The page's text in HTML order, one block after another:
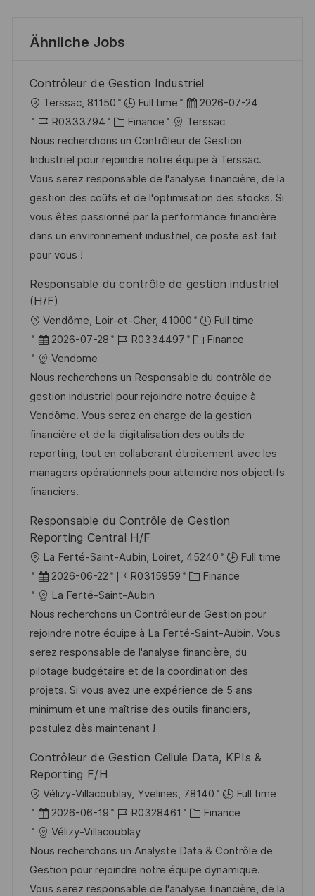
Ähnliche Jobs
Contrôleur de Gestion Industriel
O
r
t
Terssac, 81150 Full time
D
a
t
u
m
d
e
r
r
n
2026-07-24
J
o
b
-
I
D
R0333794
K
a
t
e
g
o
r
Finance
Terssac
Nous recherchons un Contrôleur de Gestion
Industriel pour rejoindre notre équipe à Terssac.
Vous serez responsable de l'analyse financière, de la
gestion des coûts et de l'optimisation des stocks. Si
vous êtes passionné par la performance financière
dans un environnement industriel, ce poste est fait
pour vous !
Responsable du contrôle de gestion industriel
(H/F)
O
r
t
Vendôme, Loir-et-Cher, 41000
Full time
D
a
t
u
m
d
e
r
V
r
f
e
t
n
g
2026-07-28
J
b
-
I
D
R0334497
K
t
e
g
o
r
i
Finance
Vendome
Nous recherchons un Responsable du contrôle de
gestion industriel pour rejoindre notre équipe à
Vendôme. Vous serez en charge de la gestion
financière et de la digitalisation des outils de
reporting, tout en collaborant étroitement avec les
managers opérationnels pour atteindre nos objectifs
financiers.
Responsable du Contrôle de Gestion
Reporting Central H/F
O
r
t
La Ferté-Saint-Aubin, Loiret, 45240
Full time
D
a
t
u
m
d
e
r
V
r
f
e
2026-06-22
J
o
b
-
I
D
R0315959
K
t
e
g
o
r
i
Finance
La Ferté-Saint-Aubin
Nous recherchons un Contrôleur de Gestion pour
rejoindre notre équipe à La Ferté-Saint-Aubin. Vous
serez responsable de l'analyse financière, du
pilotage budgétaire et de la coordination des
projets. Si vous avez une expérience de 5 ans
minimum et une maîtrise des outils financiers,
postulez dès maintenant !
Contrôleur de Gestion Cellule Data, KPIs &
Reporting F/H
O
r
t
Vélizy-Villacoublay, Yvelines, 78140
Full time
D
a
t
u
m
2026-06-19
J
o
b
-
I
R0328461
K
t
e
g
Finance
Vélizy-Villacoublay
Nous recherchons un Analyste Data & Contrôle de
Gestion pour rejoindre notre équipe dynamique.
Vous serez responsable de l'analyse financière, de la